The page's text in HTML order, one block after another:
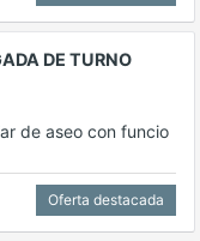
DE TURNO
de aseo con funcio
Oferta destacada